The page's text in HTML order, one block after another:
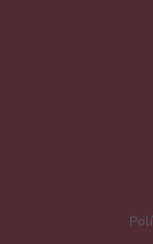
Guarda mi